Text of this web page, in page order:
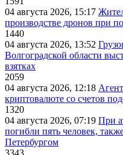
04 августа 2026, 15:17
производстве дронов при
1440
04 августа 2026, 13:52
Волгоградской области
взятках
2059
04 августа 2026, 12:18
криптовалюте со счетов
1320
04 августа 2026, 07:19 При
погибли пять человек,
Петербургом
3343